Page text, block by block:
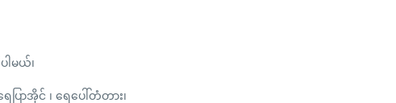
ါမယ်၊
ေပြာအိုင် ၊ ရေပေါ်တံတား၊